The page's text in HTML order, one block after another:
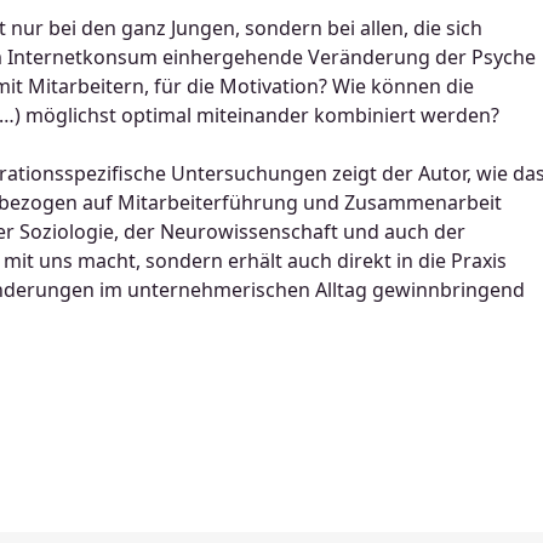
bei den ganz Jungen, sondern bei allen, die sich
einhergehende Veränderung der Psyche
Mitarbeitern, für die Motivation? Wie können die
möglichst optimal miteinander kombiniert werden?
Untersuchungen zeigt der Autor, wie
auf Mitarbeiterführung und Zusammenarbeit
Soziologie, der Neurowissenschaft und auch der
uns macht, sondern erhält auch direkt in die Praxis
im unternehmerischen Alltag gewinnbringend